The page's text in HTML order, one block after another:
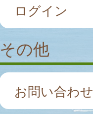
ログイン
その他
お問い合わせ